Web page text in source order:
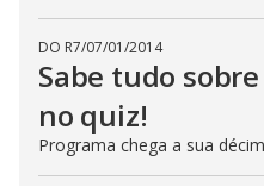
DO R7/07/01/2014
Sabe tudo sobre
no quiz!
Programa chega a sua